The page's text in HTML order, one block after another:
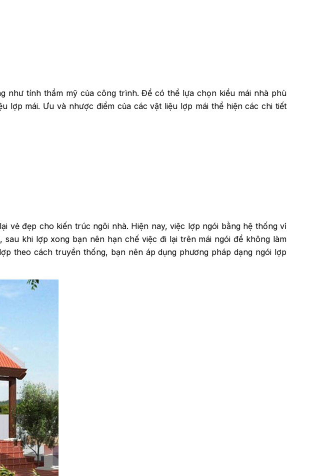
như tính thẩm mỹ của công trình. Để có thể lựa chọn kiểu mái nhà phù
lợp mái. Ưu và nhược điểm của các vật liệu lợp mái thể hiện các chi tiết
vẻ đẹp cho kiến trúc ngôi nhà. Hiện nay, việc lợp ngói bằng hệ thống vỉ
khi lợp xong bạn nên hạn chế việc đi lại trên mái ngói để không làm
theo cách truyền thống, bạn nên áp dụng phương pháp dạng ngói lợp